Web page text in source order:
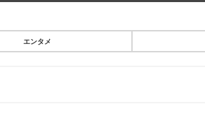
エンタメ